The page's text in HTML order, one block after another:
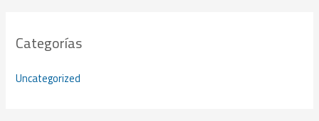
Categorías
Uncategorized